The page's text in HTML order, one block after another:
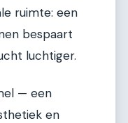
ruimte: een
bespaart
luchtiger.
— een
en